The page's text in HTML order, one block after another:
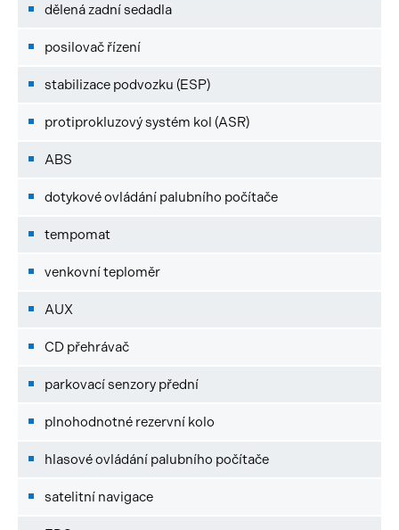
dělená zadní sedadla
posilovač řízení
stabilizace podvozku (ESP)
protiprokluzový systém kol (ASR)
ABS
dotykové ovládání palubního počítače
tempomat
venkovní teploměr
AUX
CD přehrávač
parkovací senzory přední
plnohodnotné rezervní kolo
hlasové ovládání palubního počítače
satelitní navigace